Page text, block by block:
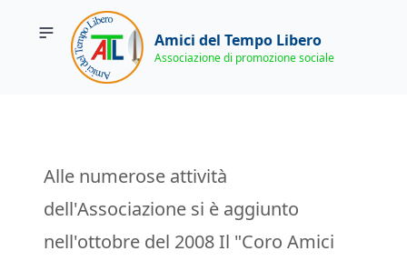
Amici del Tempo Libero
Associazione di promozione sociale
Alle numerose attività
dell'Associazione si è aggiunto
nell'ottobre del 2008 Il "Coro Amici